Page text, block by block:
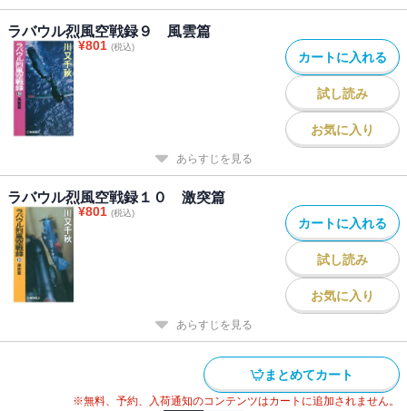
ラバウル烈風空戦録９ 風雲篇
¥801 (税込)
カートに入れる
試し読み
お気に入り
あらすじを見る
ラバウル烈風空戦録１０ 激突篇
¥801 (税込)
カートに入れる
試し読み
お気に入り
あらすじを見る
まとめてカート
※無料、予約、入荷通知のコンテンツはカートに追加されません。